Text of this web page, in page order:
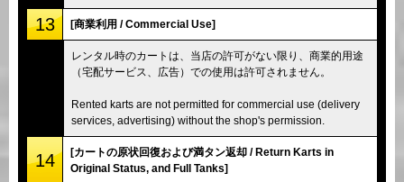
13 [商業利用 / Commercial Use]
レンタル時のカートは、当店の許可がない限り、商業的用途
（宅配サービス、広告）での使用は許可されません。
Rented karts are not permitted for commercial use (delivery
services, advertising) without the shop's permission.
14
[カートの原状回復および満タン返却 / Return Karts in
Original Status, and Full Tanks]